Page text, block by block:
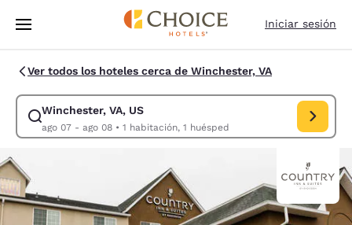
Pasar A Contenido Principal
Iniciar sesión
Ver todos los hoteles cerca de Winchester, VA
Winchester, VA, US
ago 07 - ago 08• 1 habitación, 1 huésped
Modificar la búsqueda de Winchester, VA, US. Fecha de check-in ago